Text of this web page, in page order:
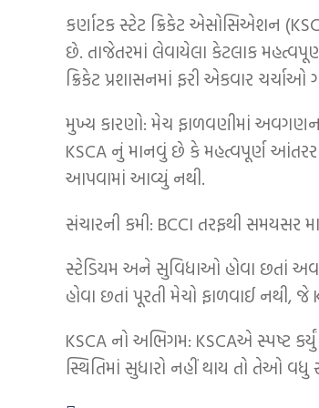
કર્ણાટક સ્ટેટ ક્રિકેટ એસોસિએશન
છે. તાજેતરમાં લેવાયેલા કેટલાક
ક્રિકેટ પ્રશાસનમાં ફરી એકવાર
મુખ્ય કારણો: મેચ ફાળવણીમાં
KSCA નું માનવું છે કે મહત્વપૂર્ણ
આપવામાં આવ્યું નથી.
સંચારની કમી: BCCI તરફથી
સ્ટેડિયમ અને સુવિધાઓ હોવા છતાં
હોવા છતાં પૂરતી મેચો ફાળવાઈ નથી, જે
KSCA નો અભિગમ: KSCAએ સ્પષ્ટ
સ્થિતિમાં સુધારો નહીં થાય તો તેઓ